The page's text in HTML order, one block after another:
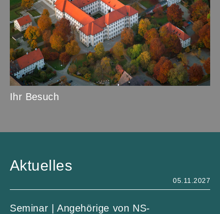
Ihr Besuch
Aktuelles
05.11.2027
Seminar | Angehörige von NS-